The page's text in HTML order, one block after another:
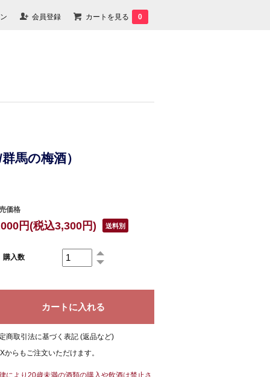
会員登録 カートを見る 0
馬の梅酒）
価格
円(税込3,300円) 送料別
購入数
商取引法に基づく表記 (返品など)
からもご注文いただけます。